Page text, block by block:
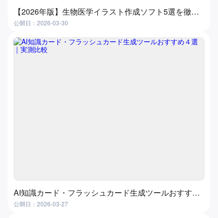
【2026年版】生物医学イラスト作成ソフト5選を徹底比較｜失敗しない選び方
公開日：2026-03-30
AI知識カード・フラッシュカード生成ツールおすすめ４選｜実測比較
公開日：2026-03-27